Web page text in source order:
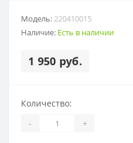
Модель:220410015
Наличие: Есть в наличии
1 950 руб.
Количество:
- +